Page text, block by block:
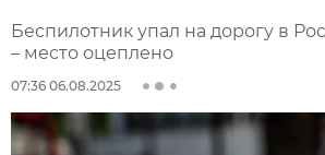
Беспилотник упал на дорогу в
– место оцеплено
07:36 06.08.2025